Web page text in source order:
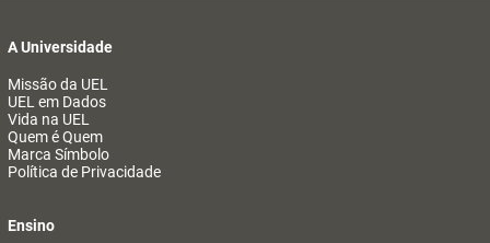
A Universidade
Missão da UEL
UEL em Dados
Vida na UEL
Quem é Quem
Marca Símbolo
Política de Privacidade
Ensino